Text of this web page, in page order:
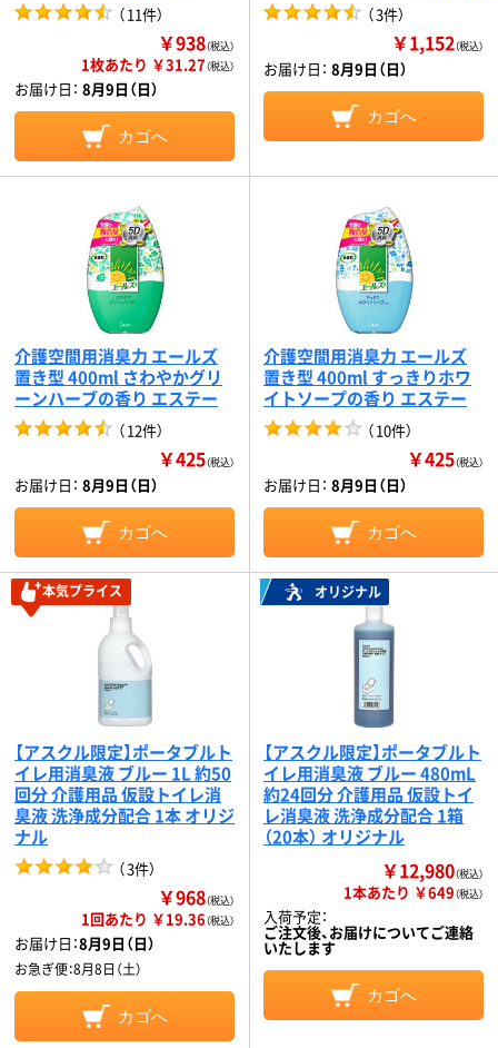
（11件）
￥938（税込）
1枚あたり ￥31.27（税込）
お届け日： 8月9日（日）
カゴへ
（3件）
￥1,152（税込）
お届け日： 8月9日（日）
カゴへ
介護空間用消臭力 エールズ
置き型 400ml さわやかグリ
ーンハーブの香り エステー
（12件）
￥425（税込）
お届け日： 8月9日（日）
カゴへ
介護空間用消臭力 エールズ
置き型 400ml すっきりホワ
イトソープの香り エステー
（10件）
￥425（税込）
お届け日： 8月9日（日）
カゴへ
本気プライス
【アスクル限定】ポータブルト
イレ用消臭液 ブルー 1L 約50
回分 介護用品 仮設トイレ消
臭液 洗浄成分配合 1本 オリジ
ナル
（3件）
￥968（税込）
1回あたり ￥19.36（税込）
お届け日：8月9日（日）
お急ぎ便：8月8日（土）
カゴへ
オリジナル
【アスクル限定】ポータブルト
イレ用消臭液 ブルー 480mL
約24回分 介護用品 仮設トイ
レ消臭液 洗浄成分配合 1箱
（20本） オリジナル
￥12,980（税込）
1本あたり ￥649（税込）
入荷予定：
ご注文後、お届けについてご連絡
いたします
カゴへ